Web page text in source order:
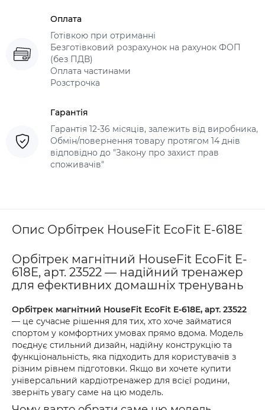
Оплата
Готівкою при отриманні
Безготівковий розрахунок на рахунок ФОП
(без ПДВ)
Оплата частинами
Розстрочка
Гарантія
Гарантія 12-36 місяців, залежить від виробника,
Обмін/повернення товару протягом 14 днів
відповідно до "Закону про захист прав
споживачів"
Опис Орбітрек HouseFit EcoFit E-618E
Орбітрек магнітний HouseFit EcoFit E-
618E, арт. 23522 — надійний тренажер
для ефективних домашніх тренувань
Орбітрек магнітний HouseFit EcoFit E-618E, арт. 23522
— це сучасне рішення для тих, хто хоче займатися
спортом у комфортних умовах прямо вдома. Модель
поєднує стильний дизайн, надійну конструкцію та
функціональність, яка підходить для користувачів з
різним рівнем підготовки. Якщо ви хочете купити
універсальний кардіотренажер для всієї родини,
зверніть увагу саме на цю модель.